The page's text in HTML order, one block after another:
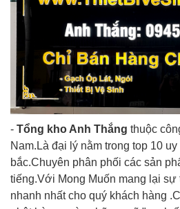
- Tổng kho Anh Thắng thuộc
Nam.Là đại lý nằm trong top 10
bắc.Chuyên phân phối các sản
tiếng.Với Mong Muốn mang lại sự
nhanh nhất cho quý khách hàng